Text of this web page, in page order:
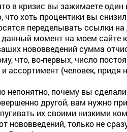
в кризис вы зажимаете
что хоть процентики вы
переделывать ссылки
данный момент на моем сайте
нововведений сумма
что, во-первых, число
ассортимент (человек, придя
непонятно, почему вы
другой, вам нужно
их своими низкими
нововведений, только не